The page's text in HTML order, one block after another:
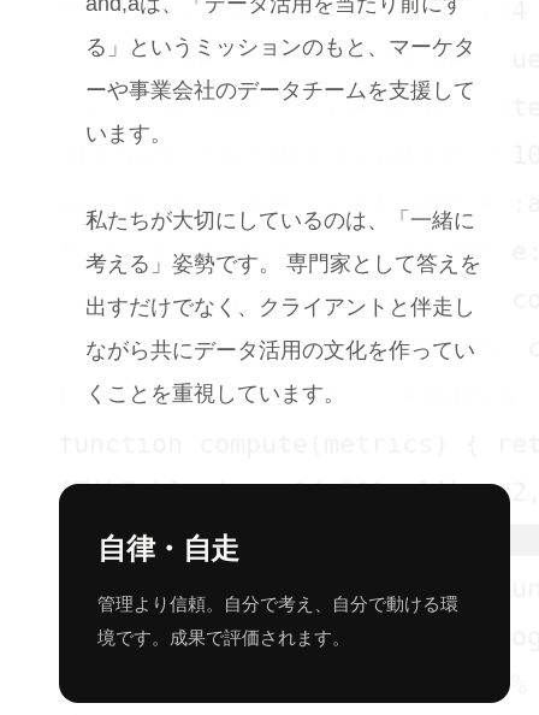
true false true true false
[YouTube] watch_time=4:32
01101000 01100101 01101100
P-value: 0.0023  |
[2026-06-22T14:08:31Z]
brand: #E8662A  text:
[TikTok] views=84,291
import { BigQuery } from
る」というミッションのもと、マーケタ
ーや事業会社のデータチームを支援して
います。
私たちが大切にしているのは、「一緒に
考える」姿勢です。 専門家として答えを
出すだけでなく、クライアントと伴走し
ながら共にデータ活用の文化を作ってい
くことを重視しています。
自律・自走
管理より信頼。自分で考え、自分で動ける環
境です。成果で評価されます。